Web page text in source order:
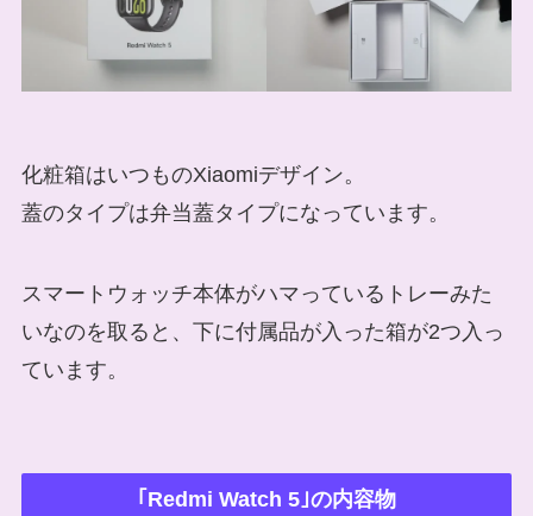
化粧箱はいつものXiaomiデザイン。
蓋のタイプは弁当蓋タイプになっています。
スマートウォッチ本体がハマっているトレーみた
いなのを取ると、下に付属品が入った箱が2つ入っ
ています。
｢Redmi Watch 5｣の内容物